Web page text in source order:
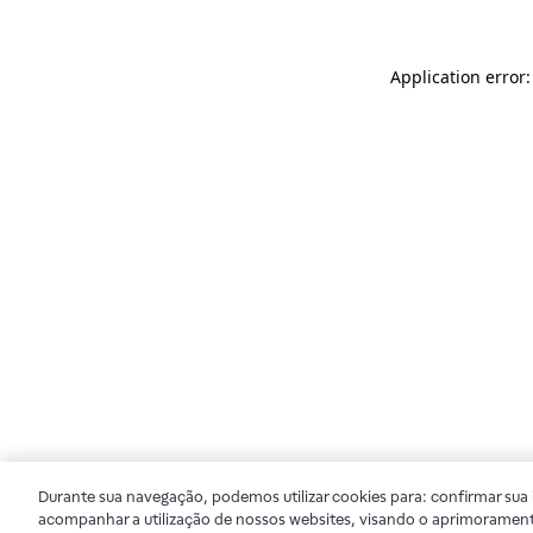
Application
Durante sua navegação, podemos utilizar cookies para: confirmar
acompanhar a utilização de nossos websites, visando o